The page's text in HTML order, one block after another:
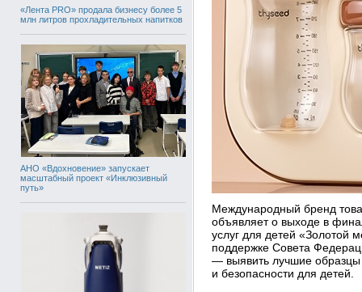
«Лента PRO» продала бизнесу более 5
млн литров прохладительных напитков
АНО «Вдохновение» запускает
масштабный проект «Инклюзивный
путь»
Международный бренд
объявляет о выходе в
услуг для детей «Золотой
поддержке Совета
— выявить лучшие образцы
и безопасности для детей.